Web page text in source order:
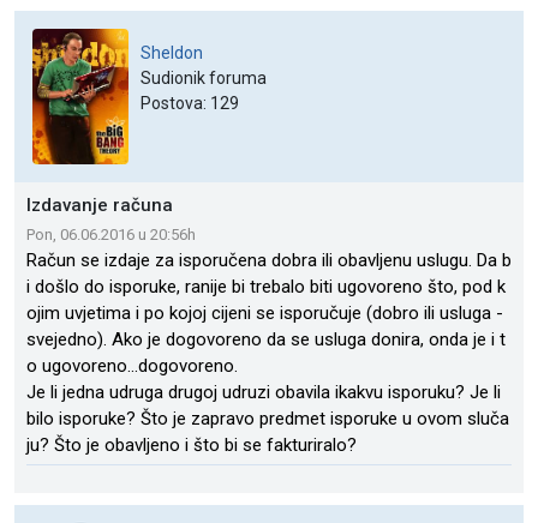
Sheldon
Sudionik foruma
Postova: 129
Izdavanje računa
Pon, 06.06.2016 u 20:56h
Račun se izdaje za isporučena dobra ili obavljenu uslugu. Da b
i došlo do isporuke, ranije bi trebalo biti ugovoreno što, pod k
ojim uvjetima i po kojoj cijeni se isporučuje (dobro ili usluga -
svejedno). Ako je dogovoreno da se usluga donira, onda je i t
o ugovoreno...dogovoreno.
Je li jedna udruga drugoj udruzi obavila ikakvu isporuku? Je li
bilo isporuke? Što je zapravo predmet isporuke u ovom sluča
ju? Što je obavljeno i što bi se fakturiralo?